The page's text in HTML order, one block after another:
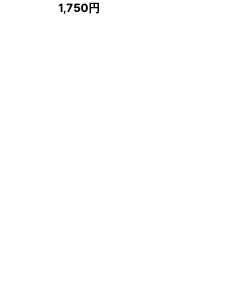
1,750円